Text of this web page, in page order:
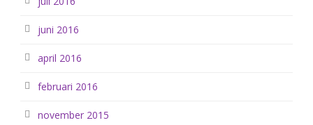
juni 2016
april 2016
februari 2016
november 2015